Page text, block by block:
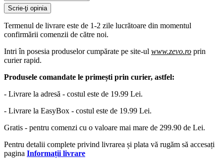
Scrie-ţi opinia
Termenul de livrare este de 1-2 zile lucrătoare din momentul
confirmării comenzii de către noi.
Intri în posesia produselor cumpărate pe site-ul www.zevo.ro prin
curier rapid.
Produsele comandate le primești prin curier, astfel:
- Livrare la adresă - costul este de 19.99 Lei.
- Livrare la EasyBox - costul este de 19.99 Lei.
Gratis - pentru comenzi cu o valoare mai mare de 299.90 de Lei.
Pentru detalii complete privind livrarea și plata vă rugăm să accesați
pagina Informații livrare